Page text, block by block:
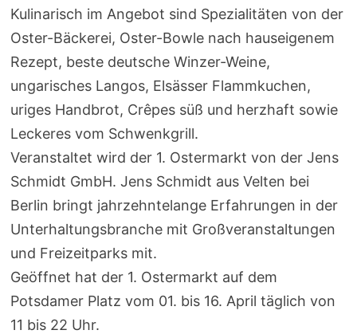
Kulinarisch im Angebot sind Spezialitäten von der
Oster-Bäckerei, Oster-Bowle nach hauseigenem
Rezept, beste deutsche Winzer-Weine,
ungarisches Langos, Elsässer Flammkuchen,
uriges Handbrot, Crêpes süß und herzhaft sowie
Leckeres vom Schwenkgrill.
Veranstaltet wird der 1. Ostermarkt von der Jens
Schmidt GmbH. Jens Schmidt aus Velten bei
Berlin bringt jahrzehntelange Erfahrungen in der
Unterhaltungsbranche mit Großveranstaltungen
und Freizeitparks mit.
Geöffnet hat der 1. Ostermarkt auf dem
Potsdamer Platz vom 01. bis 16. April täglich von
11 bis 22 Uhr.